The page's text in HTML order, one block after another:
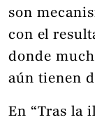
son
con el
donde
aún tienen
En “Tras la